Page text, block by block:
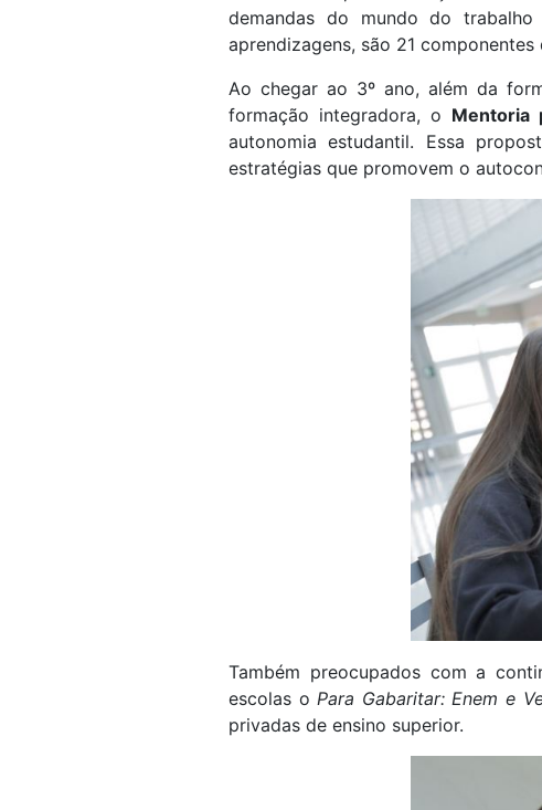
demandas do mundo do
aprendizagens, são 21
Ao chegar ao 3º ano, além da
formação integradora, o Mentoria
autonomia estudantil. Essa
estratégias que promovem o
Também preocupados com a
escolas o Para Gabaritar: Enem e
privadas de ensino superior.